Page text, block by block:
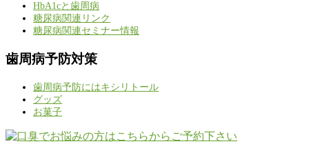
HbA1cと歯周病
糖尿病関連リンク
糖尿病関連セミナー情報
歯周病予防対策
歯周病予防にはキシリトール
グッズ
お菓子